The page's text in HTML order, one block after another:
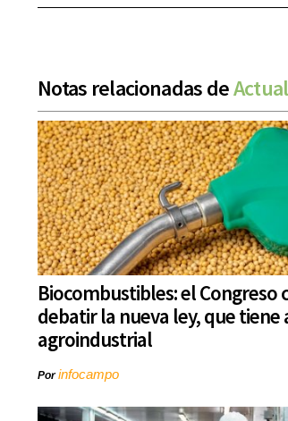
Notas relacionadas de
Biocombustibles: el Congreso
debatir la nueva ley, que tiene
agroindustrial
Porinfocampo